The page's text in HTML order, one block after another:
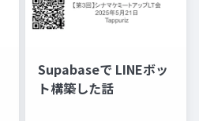
Supabaseで LINEボッ
ト構築した話